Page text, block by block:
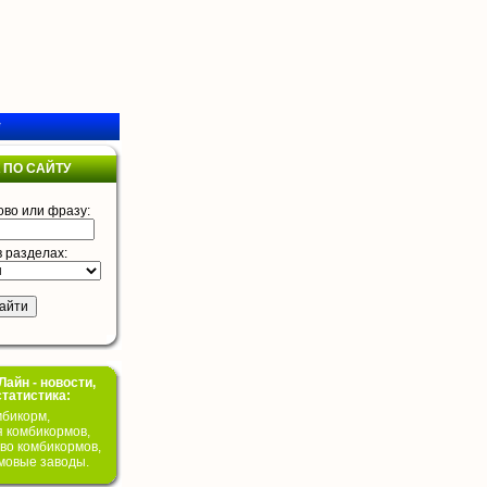
САЙТУ
или фразу:
разделах:
- новости,
комбикормов,
комбикормов,
заводы.